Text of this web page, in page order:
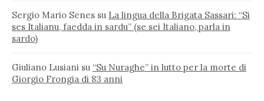
Sergio Mario Senes su La lingua della Brigata Sassari: “Si
ses Italianu, faedda in sardu” (se sei Italiano, parla in
sardo)
Giuliano Lusiani su “Su Nuraghe” in lutto per la morte di
Giorgio Frongia di 83 anni